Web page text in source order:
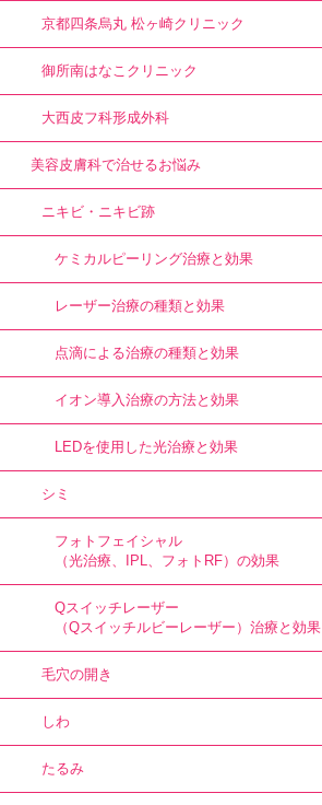
京都四条烏丸 松ヶ崎クリニック
御所南はなこクリニック
大西皮フ科形成外科
美容皮膚科で治せるお悩み
ニキビ・ニキビ跡
ケミカルピーリング治療と効果
レーザー治療の種類と効果
点滴による治療の種類と効果
イオン導入治療の方法と効果
LEDを使用した光治療と効果
シミ
フォトフェイシャル
（光治療、IPL、フォトRF）の効果
Qスイッチレーザー
（Qスイッチルビーレーザー）治療と効果
毛穴の開き
しわ
たるみ